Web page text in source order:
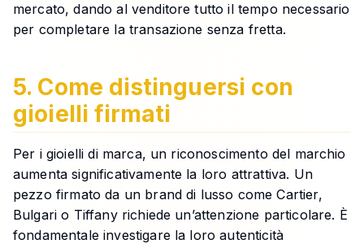
mercato, dando al venditore tutto il tempo necessario
per completare la transazione senza fretta.
5. Come distinguersi con
gioielli firmati
Per i gioielli di marca, un riconoscimento del marchio
aumenta significativamente la loro attrattiva. Un
pezzo firmato da un brand di lusso come Cartier,
Bulgari o Tiffany richiede un’attenzione particolare. È
fondamentale investigare la loro autenticità